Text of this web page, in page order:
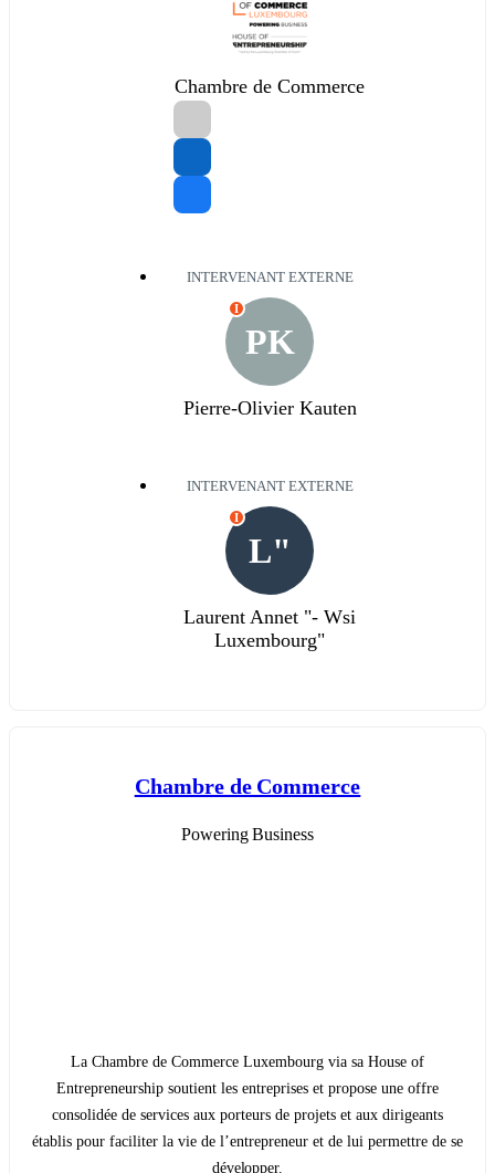
Chambre de Commerce
INTERVENANT EXTERNE
PK
I
Pierre-Olivier Kauten
INTERVENANT EXTERNE
L"
I
Laurent Annet "- Wsi
Luxembourg"
Chambre de Commerce
Powering Business
La Chambre de Commerce Luxembourg via sa House of
Entrepreneurship soutient les entreprises et propose une offre
consolidée de services aux porteurs de projets et aux dirigeants
établis pour faciliter la vie de l’entrepreneur et de lui permettre de se
développer.